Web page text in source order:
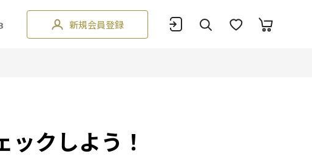
新規会員登録
クしよう！